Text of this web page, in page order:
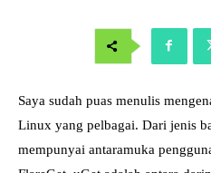
Saya sudah puas menulis
Linux yang pelbagai. Dari jenis
mempunyai antaramuka